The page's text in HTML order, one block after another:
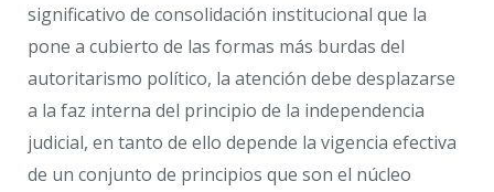
significativo de consolidación institucional que la
pone a cubierto de las formas más burdas del
autoritarismo político, la atención debe desplazarse
a la faz interna del principio de la independencia
judicial, en tanto de ello depende la vigencia efectiva
de un conjunto de principios que son el núcleo